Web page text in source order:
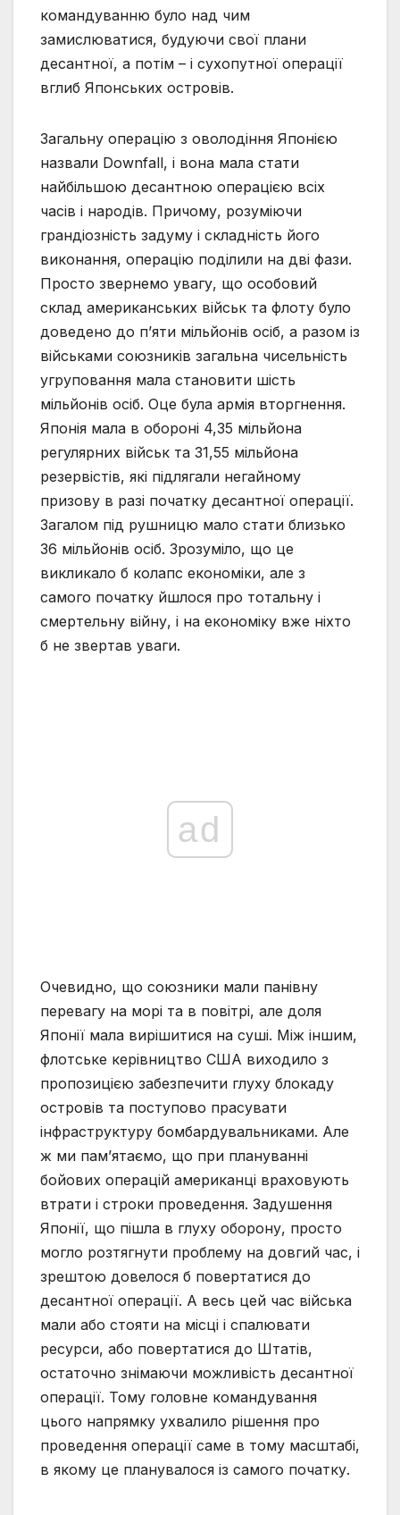
командуванню було над чим
замислюватися, будуючи свої плани
десантної, а потім – і сухопутної операції
вглиб Японських островів.
Загальну операцію з оволодіння Японією
назвали Downfall, і вона мала стати
найбільшою десантною операцією всіх
часів і народів. Причому, розуміючи
грандіозність задуму і складність його
виконання, операцію поділили на дві фази.
Просто звернемо увагу, що особовий
склад американських військ та флоту було
доведено до п’яти мільйонів осіб, а разом із
військами союзників загальна чисельність
угруповання мала становити шість
мільйонів осіб. Оце була армія вторгнення.
Японія мала в обороні 4,35 мільйона
регулярних військ та 31,55 мільйона
резервістів, які підлягали негайному
призову в разі початку десантної операції.
Загалом під рушницю мало стати близько
36 мільйонів осіб. Зрозуміло, що це
викликало б колапс економіки, але з
самого початку йшлося про тотальну і
смертельну війну, і на економіку вже ніхто
б не звертав уваги.
ad
Очевидно, що союзники мали панівну
перевагу на морі та в повітрі, але доля
Японії мала вирішитися на суші. Між іншим,
флотське керівництво США виходило з
пропозицією забезпечити глуху блокаду
островів та поступово прасувати
інфраструктуру бомбардувальниками. Але
ж ми пам’ятаємо, що при плануванні
бойових операцій американці враховують
втрати і строки проведення. Задушення
Японії, що пішла в глуху оборону, просто
могло розтягнути проблему на довгий час, і
зрештою довелося б повертатися до
десантної операції. А весь цей час війська
мали або стояти на місці і спалювати
ресурси, або повертатися до Штатів,
остаточно знімаючи можливість десантної
операції. Тому головне командування
цього напрямку ухвалило рішення про
проведення операції саме в тому масштабі,
в якому це планувалося із самого початку.